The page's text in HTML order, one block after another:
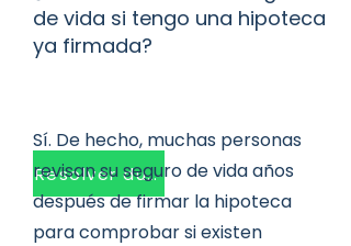
Resolver dudas
de vida si tengo una hipoteca
ya firmada?
Sí. De hecho, muchas personas
revisan su seguro de vida años
después de firmar la hipoteca
para comprobar si existen